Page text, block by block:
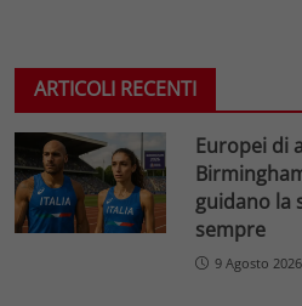
ARTICOLI RECENTI
Europei di
guidano la
sempre
9 Agosto 2026